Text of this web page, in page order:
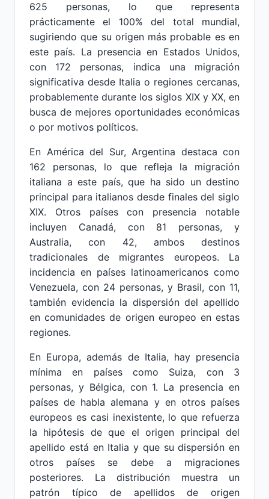
625 personas, lo que representa
prácticamente el 100% del total mundial,
sugiriendo que su origen más probable es en
este país. La presencia en Estados Unidos,
con 172 personas, indica una migración
significativa desde Italia o regiones cercanas,
probablemente durante los siglos XIX y XX, en
busca de mejores oportunidades económicas
o por motivos políticos.
En América del Sur, Argentina destaca con
162 personas, lo que refleja la migración
italiana a este país, que ha sido un destino
principal para italianos desde finales del siglo
XIX. Otros países con presencia notable
incluyen Canadá, con 81 personas, y
Australia, con 42, ambos destinos
tradicionales de migrantes europeos. La
incidencia en países latinoamericanos como
Venezuela, con 24 personas, y Brasil, con 11,
también evidencia la dispersión del apellido
en comunidades de origen europeo en estas
regiones.
En Europa, además de Italia, hay presencia
mínima en países como Suiza, con 3
personas, y Bélgica, con 1. La presencia en
países de habla alemana y en otros países
europeos es casi inexistente, lo que refuerza
la hipótesis de que el origen principal del
apellido está en Italia y que su dispersión en
otros países se debe a migraciones
posteriores. La distribución muestra un
patrón típico de apellidos de origen